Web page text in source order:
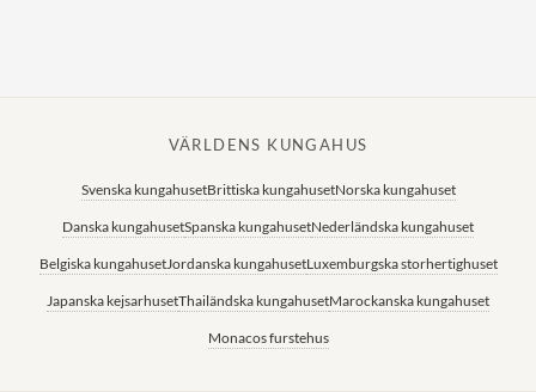
VÄRLDENS KUNGAHUS
Svenska kungahusetBrittiska kungahusetNorska kungahuset
Danska kungahusetSpanska kungahusetNederländska kungahuset
Belgiska kungahusetJordanska kungahusetLuxemburgska storhertighuset
Japanska kejsarhusetThailändska kungahusetMarockanska kungahuset
Monacos furstehus